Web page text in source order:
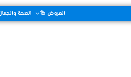
الصحة العروض